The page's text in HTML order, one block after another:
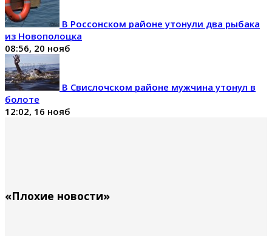
В Россонском районе утонули два рыбака
из Новополоцка
08:56, 20 нояб
В Свислочском районе мужчина утонул в
болоте
12:02, 16 нояб
«Плохие новости»